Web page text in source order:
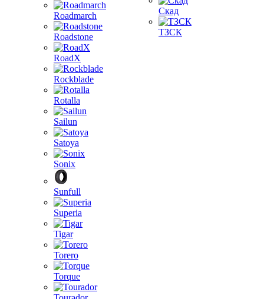
Roadmarch
Roadstone
RoadX
Rockblade
Rotalla
Sailun
Satoya
Sonix
Sunfull
Superia
Tigar
Torero
Torque
Скад
ТЗСК